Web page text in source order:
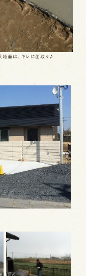
地面は、キレに面取り♪